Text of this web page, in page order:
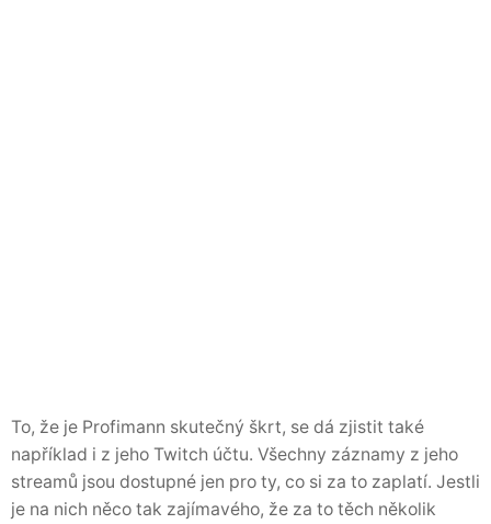
To, že je Profimann skutečný škrt, se dá zjistit také
například i z jeho Twitch účtu. Všechny záznamy z jeho
streamů jsou dostupné jen pro ty, co si za to zaplatí. Jestli
je na nich něco tak zajímavého, že za to těch několik